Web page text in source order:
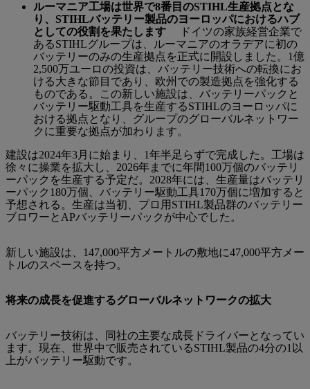
ルーマニア工場は世界で8番目のSTIHL生産拠点とな
り、STIHLバッテリー製品のヨーロッパにおけるハブ
としての役割を果たします
ドイツの家族経営企業で
あるSTIHLグループは、ルーマニアのオラデアに初の
バッテリーのみの生産拠点を正式に開設しました。1億
2,500万ユーロの投資は、バッテリー技術への転換にお
ける大きな節目であり、欧州での製造拠点を強化する
ものである。この新しい施設は、バッテリーパックと
バッテリー駆動工具を生産するSTIHLのヨーロッパに
おける拠点となり、グループのグローバルネットワー
クに重要な拠点が加わります。
建設は2024年3月に始まり、1年半足らずで完成した。工場は
徐々に操業を拡大し、2026年までに年間100万個のバッテリ
ーパックを生産する予定だ。2028年には、生産量はバッテリ
ーパック180万個、バッテリー駆動工具170万個に増加すると
予想される。生産は当初、プロ用STIHL製品群のバッテリー
ブロワーとAPバッテリーパックが中心でした。
新しい施設は、147,000平方メートルの敷地に47,000平方メー
トルのスペースを持つ。
将来の成長を促進するグローバルネットワークの拡大
バッテリー技術は、同社の主要な成長ドライバーとなってい
ます。現在、世界中で販売されているSTIHL製品の4分の1以
上がバッテリー駆動です。